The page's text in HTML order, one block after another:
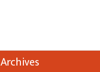
Archives